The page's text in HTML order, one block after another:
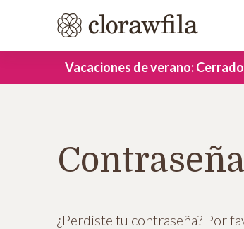
Vacaciones de verano:
¿Perdiste tu contraseña? Por